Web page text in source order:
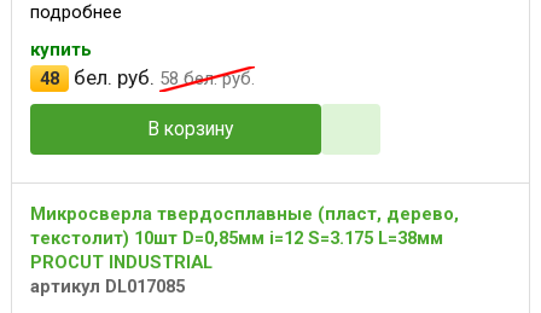
подробнее
купить
48
бел. руб. 58бел. руб.
В корзину
Микросверла твердосплавные (пласт, дерево,
текстолит) 10шт D=0,85мм i=12 S=3.175 L=38мм
PROCUT INDUSTRIAL
артикул DL017085